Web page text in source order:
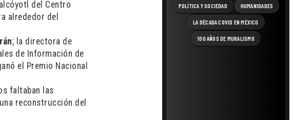
POLÍTICA Y SOCIEDAD HUMANIDADES
LA DÉCADA COVID EN MÉXICO
100 AÑOS DE MURALISMO
del Centro
alrededor del
; la directora de
de Información de
el Premio Nacional
faltaban las
reconstrucción del